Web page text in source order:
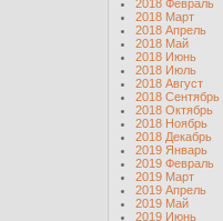
2018 Февраль
2018 Март
2018 Апрель
2018 Май
2018 Июнь
2018 Июль
2018 Август
2018 Сентябрь
2018 Октябрь
2018 Ноябрь
2018 Декабрь
2019 Январь
2019 Февраль
2019 Март
2019 Апрель
2019 Май
2019 Июнь